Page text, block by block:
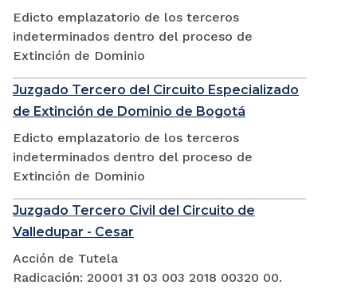
Edicto emplazatorio de los terceros
indeterminados dentro del proceso de
Extinción de Dominio
Juzgado Tercero del Circuito Especializado
de Extinción de Dominio de Bogotá
Edicto emplazatorio de los terceros
indeterminados dentro del proceso de
Extinción de Dominio
Juzgado Tercero Civil del Circuito de
Valledupar - Cesar
Acción de Tutela
Radicación: 20001 31 03 003 2018 00320 00.